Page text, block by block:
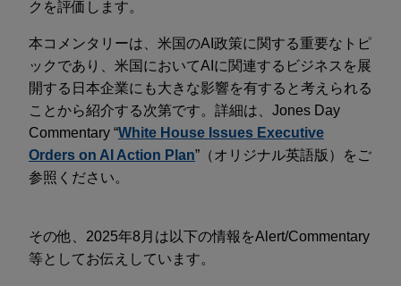
クを評価します。
本コメンタリーは、米国のAI政策に関する重要なトピ
ックであり、米国においてAIに関連するビジネスを展
開する日本企業にも大きな影響を有すると考えられる
ことから紹介する次第です。詳細は、Jones Day
Commentary “White House Issues Executive
Orders on AI Action Plan”（オリジナル英語版）をご
参照ください。
その他、2025年8月は以下の情報をAlert/Commentary
等としてお伝えしています。